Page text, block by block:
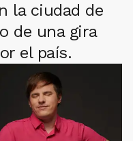
la ciudad de
de una gira
el país.